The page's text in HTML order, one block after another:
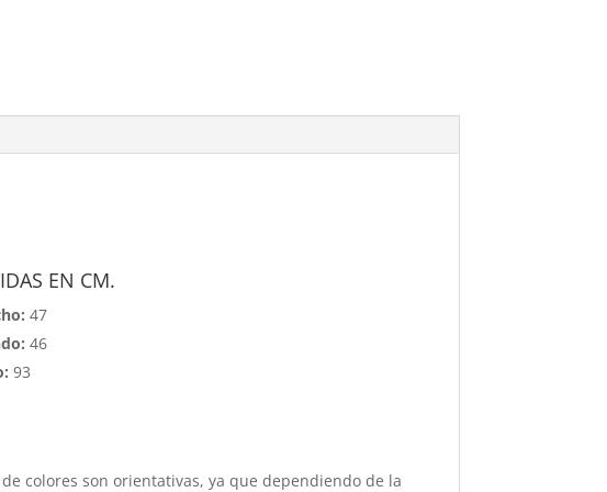
EN CM.
47
46
93
colores son orientativas, ya que dependiendo de la